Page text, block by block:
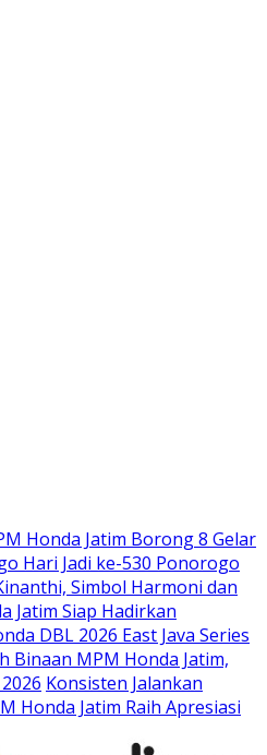
Honda Jatim Borong 8 Gelar
Hari Jadi ke-530 Ponorogo
Simbol Harmoni dan
Jatim Siap Hadirkan
DBL 2026 East Java Series
Binaan MPM Honda Jatim,
Konsisten Jalankan
Honda Jatim Raih Apresiasi